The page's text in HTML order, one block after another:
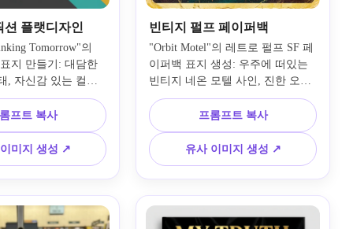
션 플랫디자인
Tomorrow"의
지 만들기: 대담한
, 자신감 있는 컬러
플랫 디자인 그래픽,
그래피 영역, 고대
분위기, 균형 잡힌 레
비즈니스북 스타일
여줌.
프트 복사
미지 생성 ↗
빈티지 펄프 페이퍼백
"Orbit Motel"의 레트로 펄프 SF 페
이퍼백 표지 생성: 우주에 떠있는
빈티지 네온 모텔 사인, 진한 오렌
지와 청록색 톤, 하프톤 프린트 질
감, 닳은 종이 모서리, 1970년대 대
중 시장 북 스타일 일러스트, 향수
에너지, 극적인 초점, 레트로 제목
공간.
프롬프트 복사
유사 이미지 생성 ↗